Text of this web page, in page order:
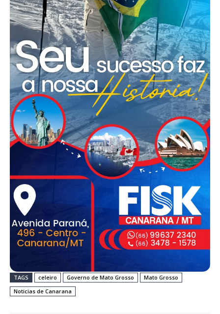
TAGS celeiro Governo de Mato Grosso
Mato Grosso
Noticias de Canarana